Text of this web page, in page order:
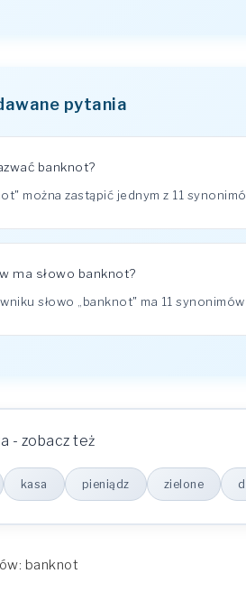
pytania
banknot?
można zastąpić jednym z 11
ma słowo banknot?
słowo „banknot" ma 11
- zobacz też
kasa pieniądz zielone
banknot